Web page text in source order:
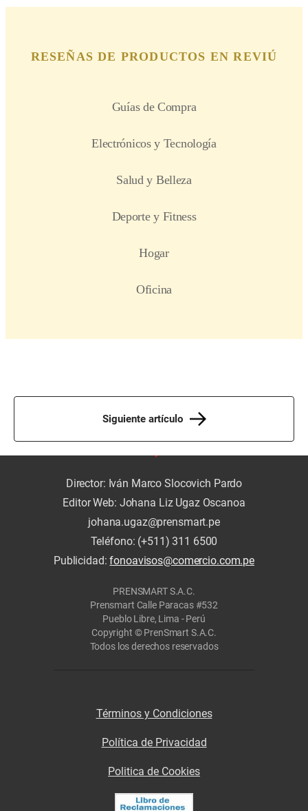
Siguiente artículo
Director: Iván Marco Slocovich Pardo
Editor Web: Johana Liz Ugaz Oscanoa
johana.ugaz@prensmart.pe
Teléfono: (+511) 311 6500
Publicidad:fonoavisos@comercio.com.pe
PRENSMART S.A.C.
Prensmart Calle Paracas #532
Pueblo Libre, Lima - Perú
Copyright © PrenSmart S.A.C.
Todos los derechos reservados
Términos y Condiciones
Política de Privacidad
Politica de Cookies